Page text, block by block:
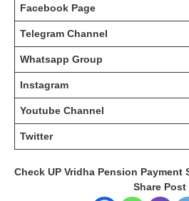
Facebook Page
Telegram Channel
Whatsapp Group
Instagram
Youtube Channel
Twitter
Check UP Vridha Pension Payment
Share Post